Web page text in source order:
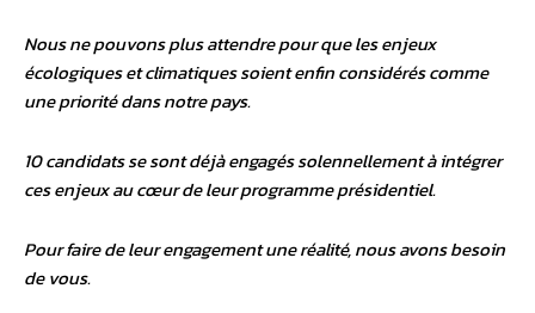
Nous ne pouvons plus attendre pour que les enjeux
écologiques et climatiques soient enfin considérés comme
une priorité dans notre pays.
10 candidats se sont déjà engagés solennellement à intégrer
ces enjeux au cœur de leur programme présidentiel.
Pour faire de leur engagement une réalité, nous avons besoin
de vous.